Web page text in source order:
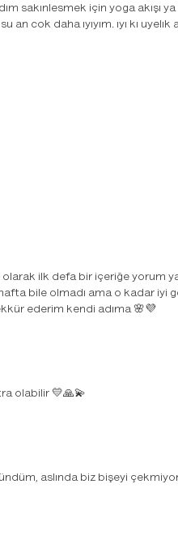
sakınlesmek için yoga akışı
cok daha ıyıyım. ıyı kı uyelık
ilk defa bir içeriğe yorum
bile olmadı ama o kadar
ederim kendi adıma 🌸💜
olabilir 💛🙏💫
aslında biz bişeyi